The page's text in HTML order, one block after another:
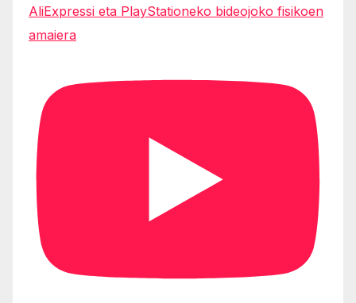
AliExpressi eta PlayStationeko bideojoko fisikoen
amaiera